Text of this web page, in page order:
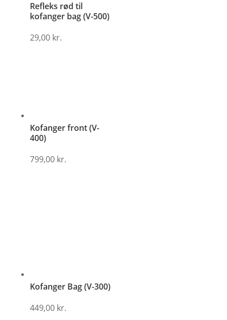
Refleks rød til
kofanger bag (V-500)
29,00 kr.
Kofanger front (V-
400)
799,00 kr.
Kofanger Bag (V-300)
449,00 kr.